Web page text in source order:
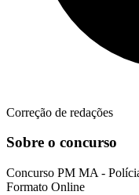
Correção de redações
Sobre o concurso
Concurso PM MA -
Formato Online